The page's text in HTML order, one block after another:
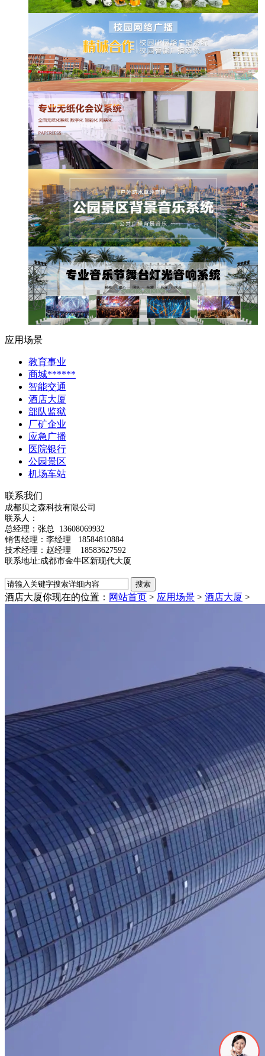
应用场景
教育事业
商城******
智能交通
酒店大厦
部队监狱
厂矿企业
应急广播
医院银行
公园景区
机场车站
联系我们
成都贝之森科技有限公司
联系人：
总经理： 张总 13608069932
销售经理：李经理 18584810884
技术经理：赵经理 18583627592
联系地址:成都市金牛区新现代大厦
酒店大厦你现在的位置： 网站首页 > 应用场景 > 酒店大厦 >